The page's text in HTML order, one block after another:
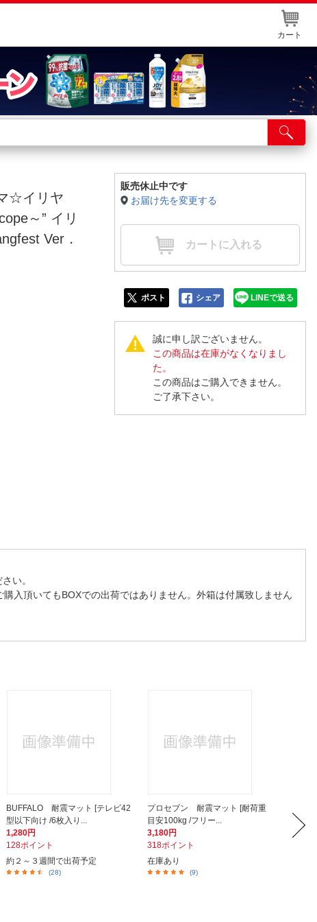
カート
店舗サービス
ネット取り置き
店舗情報・店舗一覧
お取り寄せ品入荷状況照会
☆イリヤ
～” イリ
Ver．
販売休止中です
お届け先を変更する
カートに入れる
ポスト シェア LINEで送る
誠に申し訳ございません。
この商品は在庫がなくなりまし
た。
この商品はご購入できません。
ご了承下さい。
い。
入頂いてもBOXでの出荷ではありません。外箱は付属致しません
BUFFALO 耐震マット [テレビ42
型以下向け /6枚入り...
1,280円
128ポイント
約２～３週間で出荷予定
(28)
プロセブン 耐震マット [耐荷重
目安100kg /フリー...
3,180円
318ポイント
在庫あり
(9)
ース 4
13,455